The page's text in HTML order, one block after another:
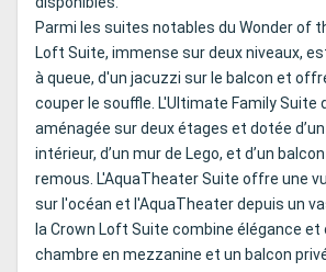
Parmi les suites notables du Wonder of
Loft Suite, immense sur deux niveaux,
à queue, d'un jacuzzi sur le balcon et
couper le souffle. L'Ultimate Family Suite
aménagée sur deux étages et dotée
intérieur, d’un mur de Lego, et d’un
remous. L'AquaTheater Suite offre une
sur l'océan et l'AquaTheater depuis un
la Crown Loft Suite combine élégance
chambre en mezzanine et un balcon